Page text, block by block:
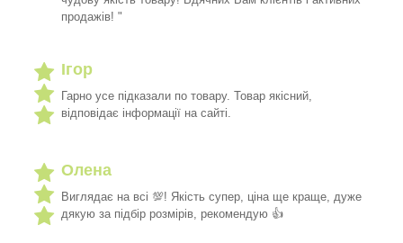
продажів! "
Ігор
Гарно усе підказали по товару. Товар якісний,
відповідає інформації на сайті.
Олена
Виглядає на всі 💯! Якість супер, ціна ще краще, дуже
дякую за підбір розмірів, рекомендую 👍